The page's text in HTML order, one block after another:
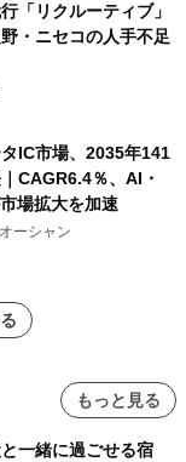
「リクルーティブ」
・ニセコの人手不足
IC市場、2035年141
CAGR6.4％、AI・
場拡大を加速
ーシャン
もっと見る
と一緒に過ごせる宿